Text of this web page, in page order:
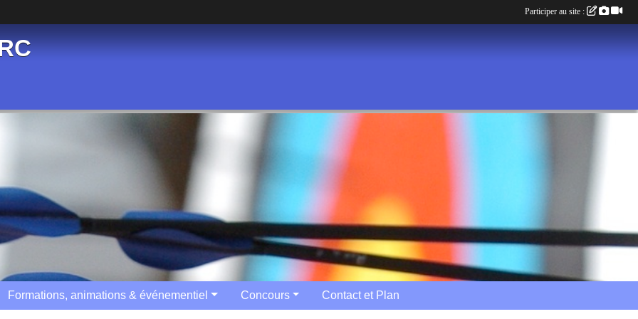
Formations, animations & événementiel Concours Contact et Plan
Participer au site :